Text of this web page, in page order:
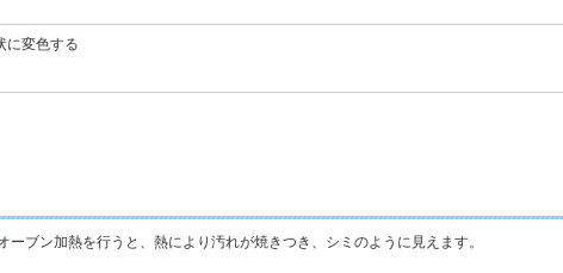
に変色する
ブン加熱を行うと、熱により汚れが焼きつき、シミのように見えます。